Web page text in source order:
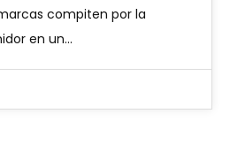
compiten por la
en un…